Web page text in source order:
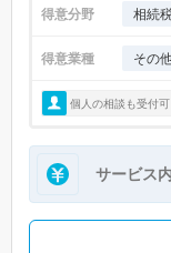
得意分野 相続
得意業種 その
個人の相談も受付可
サービス